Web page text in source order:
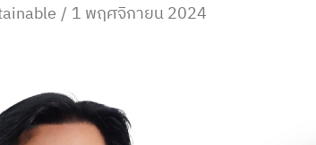
1 พฤศจิกายน 2024